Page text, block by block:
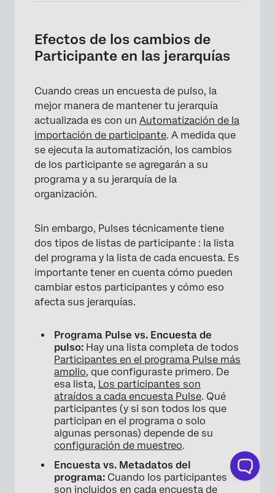
Efectos de los cambios de
Participante en las jerarquías
Cuando creas un encuesta de pulso, la
mejor manera de mantener tu jerarquía
actualizada es con un Automatización de la
importación de participante. A medida que
se ejecuta la automatización, los cambios
de los participante se agregarán a su
programa y a su jerarquía de la
organización.
Sin embargo, Pulses técnicamente tiene
dos tipos de listas de participante : la lista
del programa y la lista de cada encuesta. Es
importante tener en cuenta cómo pueden
cambiar estos participantes y cómo eso
afecta sus jerarquías.
Programa Pulse vs. Encuesta de
pulso: Hay una lista completa de todos
Participantes en el programa Pulse más
amplio, que configuraste primero. De
esa lista, Los participantes son
atraídos a cada encuesta Pulse. Qué
participantes (y si son todos los que
participan en el programa o solo
algunas personas) depende de su
configuración de muestreo.
Encuesta vs. Metadatos del
programa: Cuando los participantes
son incluidos en cada encuesta de